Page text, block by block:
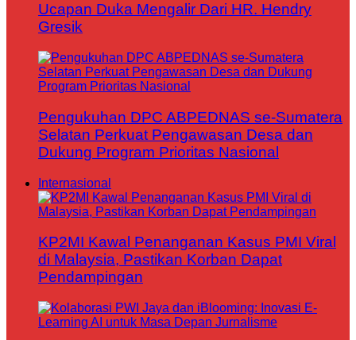
Ucapan Duka Mengalir Dari HR. Hendry
Gresik
Pengukuhan DPC ABPEDNAS se-Sumatera
Selatan Perkuat Pengawasan Desa dan
Dukung Program Prioritas Nasional
Internasional
KP2MI Kawal Penanganan Kasus PMI Viral
di Malaysia, Pastikan Korban Dapat
Pendampingan